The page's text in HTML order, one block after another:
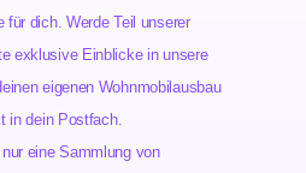
für dich. Werde Teil unserer
exklusive Einblicke in unsere
eigenen Wohnmobilausbau
in dein Postfach.
eine Sammlung von